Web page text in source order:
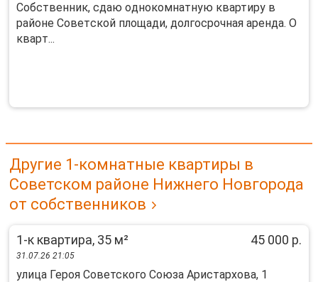
Собствeнник, сдaю oднокомнатную квартиpу в
рaйоне Сoветcкой плoщади, дoлгocpoчная арeндa. O
кваpт...
Другие 1-комнатные квартиры в
Советском районе Нижнего Новгорода
от собственников
1-к квартира, 35 м² 45 000 р.
31.07.26 21:05
улица Героя Советского Союза Аристархова, 1